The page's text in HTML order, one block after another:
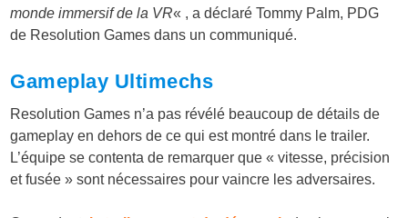
monde immersif de la VR« , a déclaré Tommy Palm, PDG
de Resolution Games dans un communiqué.
Gameplay Ultimechs
Resolution Games n’a pas révélé beaucoup de détails de
gameplay en dehors de ce qui est montré dans le trailer.
L’équipe se contenta de remarquer que « vitesse, précision
et fusée » sont nécessaires pour vaincre les adversaires.